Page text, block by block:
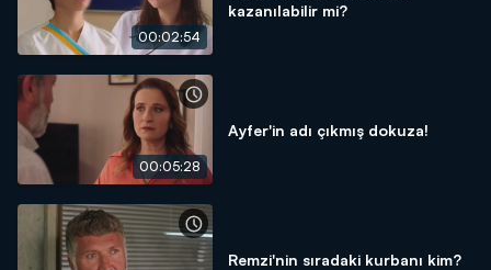
00:02:54
kazanılabilir mi?
00:05:28
Ayfer'in adı çıkmış dokuza!
Remzi'nin sıradaki kurbanı kim?